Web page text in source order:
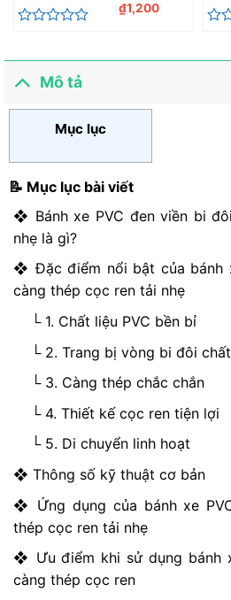
hạng
0
sao
₫1,200
Mô tả
Mục lục
📝 Mục lục bài viết
❖ Bánh xe PVC đen viền bi
nhẹ là gì?
❖ Đặc điểm nổi bật của bánh
càng thép cọc ren tải nhẹ
└ 1. Chất liệu PVC bền bỉ
└ 2. Trang bị vòng bi đôi
└ 3. Càng thép chắc chắn
└ 4. Thiết kế cọc ren tiện lợi
└ 5. Di chuyển linh hoạt
❖ Thông số kỹ thuật cơ bản
❖ Ứng dụng của bánh xe
thép cọc ren tải nhẹ
❖ Ưu điểm khi sử dụng bánh
càng thép cọc ren